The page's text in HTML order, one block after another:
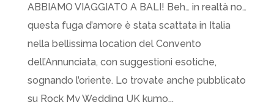
ABBIAMO VIAGGIATO A BALI! Beh… in realtà no…
questa fuga d’amore è stata scattata in Italia
nella bellissima location del Convento
dell’Annunciata, con suggestioni esotiche,
sognando l’oriente. Lo trovate anche pubblicato
su Rock My Wedding UK kumo...